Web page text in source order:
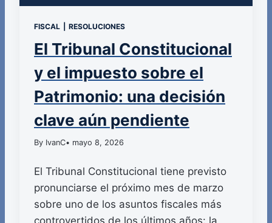
FISCAL RESOLUCIONES
El Tribunal Constitucional
y el impuesto sobre el
Patrimonio: una decisión
clave aún pendiente
By IvanC• mayo 8, 2026
El Tribunal Constitucional tiene previsto
pronunciarse el próximo mes de marzo
sobre uno de los asuntos fiscales más
controvertidos de los últimos años: la